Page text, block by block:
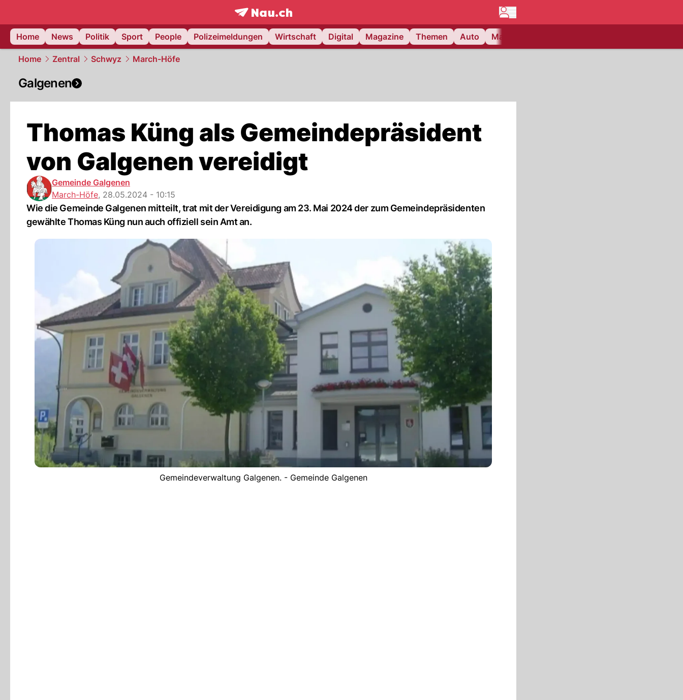
frontpage.NAU.ch
Home
News Politik Sport People Polizeimeldungen Wirtschaft Digital Magazine Themen Auto Matchcenter
Home Zentral Schwyz March-Höfe
Galgenen
Thomas Küng als Gemeindepräsident
von Galgenen vereidigt
Gemeinde Galgenen
March-Höfe, 28.05.2024 - 10:15
Wie die Gemeinde Galgenen mitteilt, trat mit der Vereidigung am 23. Mai 2024 der zum Gemeindepräsidenten
gewählte Thomas Küng nun auch offiziell sein Amt an.
Gemeindeverwaltung Galgenen. - Gemeinde Galgenen